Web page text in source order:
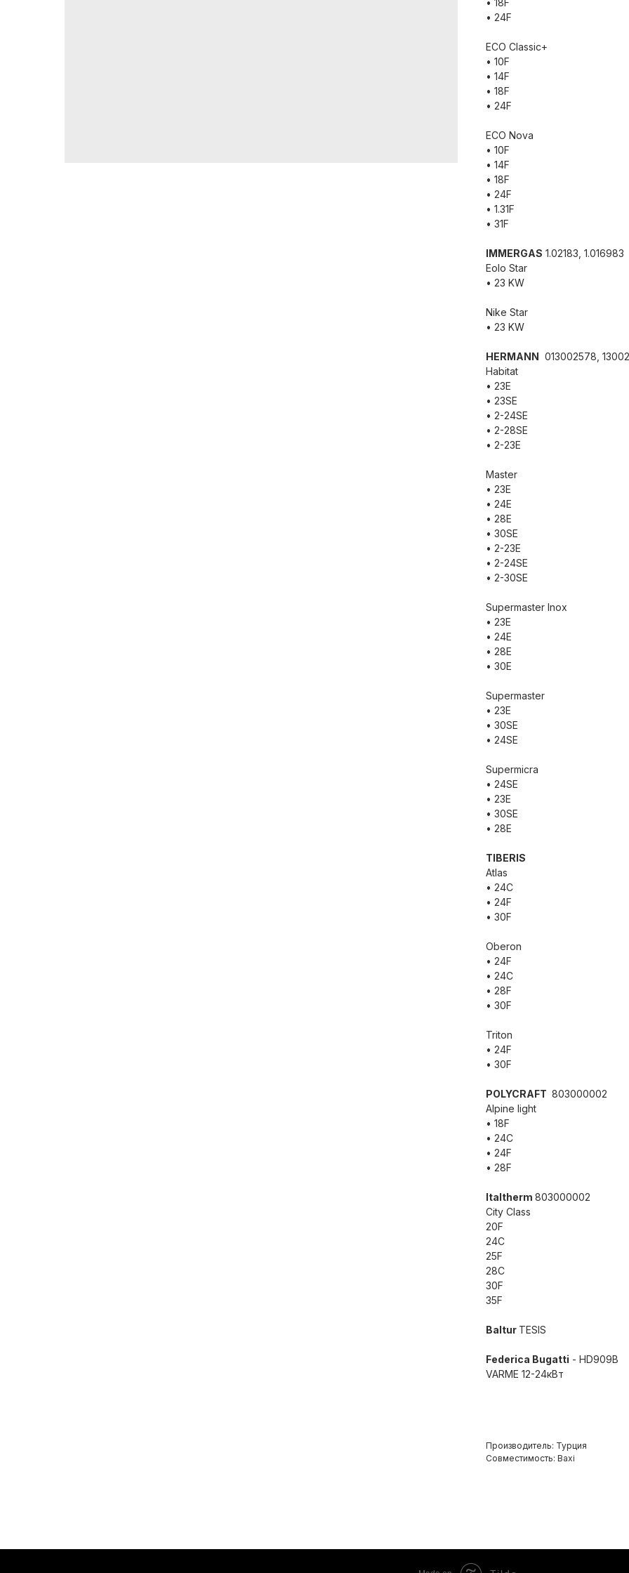
• 18F
• 24F
ECO Classic+
• 10F
• 14F
• 18F
• 24F
ECO Nova
• 10F
• 14F
• 18F
• 24F
• 1.31F
• 31F
IMMERGAS 1.02183, 1.016983
Eolo Star
• 23 KW
Nike Star
• 23 KW
HERMANN 013002578,
Habitat
• 23E
• 23SE
• 2-24SE
• 2-28SE
• 2-23E
Master
• 23E
• 24E
• 28E
• 30SE
• 2-23E
• 2-24SE
• 2-30SE
Supermaster Inox
• 23E
• 24E
• 28E
• 30E
Supermaster
• 23E
• 30SE
• 24SE
Supermicra
• 24SE
• 23E
• 30SE
• 28E
TIBERIS
Atlas
• 24C
• 24F
• 30F
Oberon
• 24F
• 24C
• 28F
• 30F
Triton
• 24F
• 30F
POLYCRAFT 803000002
Alpine light
• 18F
• 24C
• 24F
• 28F
Italtherm 803000002
City Class
20F
24C
25F
28С
30F
35F
Baltur TESIS
Federica Bugatti - HD909B
VARME 12-24кВт
Производитель: Турция
Совместимость: Baxi